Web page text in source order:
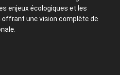
enjeux écologiques et les
une vision complète de